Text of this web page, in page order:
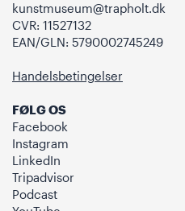
kunstmuseum@trapholt.dk
CVR: 11527132
EAN/GLN: 5790002745249
Handelsbetingelser
FØLG OS
Facebook
Instagram
LinkedIn
Tripadvisor
Podcast